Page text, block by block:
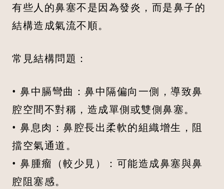
有些人的鼻塞不是因為發炎，而是鼻子的
結構造成氣流不順。
常見結構問題：
• 鼻中膈彎曲：鼻中隔偏向一側，導致鼻
腔空間不對稱，造成單側或雙側鼻塞。
• 鼻息肉：鼻腔長出柔軟的組織增生，阻
擋空氣通道。
• 鼻腫瘤（較少見）：可能造成鼻塞與鼻
腔阻塞感。